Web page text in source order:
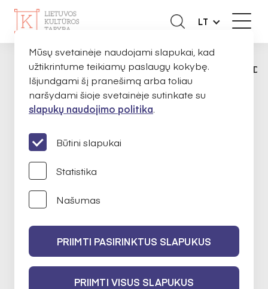
LT
PAGRINDINISAPIE MUS EKSPERTAI MARTYNA
Martyna Gudaitė-
Gulbinienė
apsauga
2024-02-14 iki 2026-02-14
Mūsų svetainėje naudojami slapukai, kad
užtikrintume teikiamų paslaugų kokybę.
Išjundgami šį pranešimą arba toliau
naršydami šioje svetainėje sutinkate su
slapukų naudojimo politika.
Būtini slapukai
Statistika
Našumas
PRIIMTI PASIRINKTUS SLAPUKUS
PRIIMTI VISUS SLAPUKUS